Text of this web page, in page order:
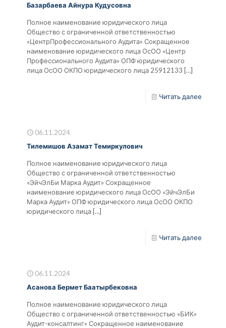
Базарбаева Айнура Кудусовна
Полное наименование юридического лица
Общество с ограниченной ответственностью
«ЦентрПрофессионального Аудита» Сокращенное
наименование юридического лица ОсОО «Центр
Профессионального Аудита» ОПФ юридического
лица ОсОО ОКПО юридического лица 25912133 […]
Читать далее
06.11.2024
Тилемишов Азамат Темиркулович
Полное наименование юридического лица
Общество с ограниченной ответственностью
«ЭйчЭлБи Марка Аудит» Сокращенное
наименование юридического лица ОсОО «ЭйчЭлБи
Марка Аудит» ОПФ юридического лица ОсОО ОКПО
юридического лица[…]
Читать далее
06.11.2024
Асанова Бермет Баатырбековна
Полное наименование юридического лица
Общество с ограниченной ответственностью «БИК»
Аудит-консалтинг» Сокращенное наименование